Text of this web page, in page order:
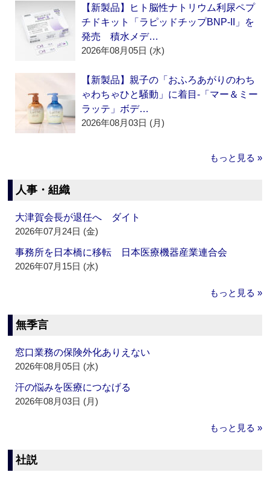
【新製品】ヒト脳性ナトリウム利尿ペプ
チドキット「ラピッドチップBNP-II」を
発売 積水メデ…
2026年08月05日 (水)
【新製品】親子の「おふろあがりのわち
ゃわちゃひと騒動」に着目‐「マー＆ミー
ラッテ」ボデ…
2026年08月03日 (月)
もっと見る »
人事・組織
大津賀会長が退任へ ダイト
2026年07月24日 (金)
事務所を日本橋に移転 日本医療機器産業連合会
2026年07月15日 (水)
もっと見る »
無季言
窓口業務の保険外化ありえない
2026年08月05日 (水)
汗の悩みを医療につなげる
2026年08月03日 (月)
もっと見る »
社説